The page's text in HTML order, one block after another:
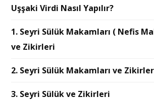
Uşşaki Virdi Nasıl Yapılır?
1. Seyri Sülük Makamları ( Nefis
ve Zikirleri
2. Seyri Sülük Makamları ve
3. Seyri Sülük ve Zikirleri